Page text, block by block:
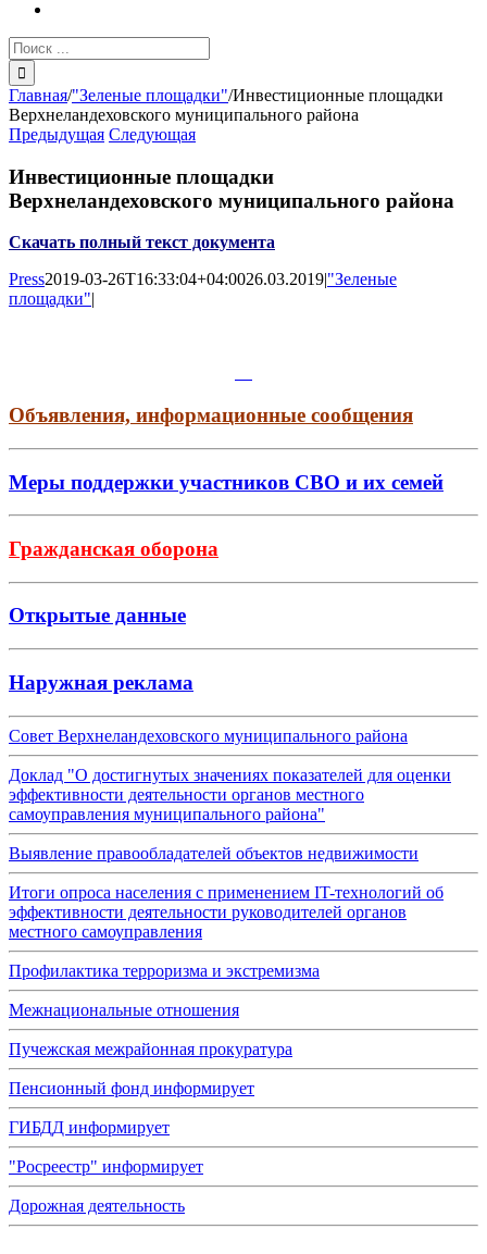
Результат
поиска:
Главная/"Зеленые площадки"/Инвестиционные площадки
Верхнеландеховского муниципального района
Предыдущая Следующая
Инвестиционные площадки
Верхнеландеховского муниципального района
Скачать полный текст документа
Press2019-03-26T16:33:04+04:0026.03.2019|"Зеленые
площадки"|
Объявления, информационные сообщения
Меры поддержки участников СВО и их семей
Гражданская оборона
Открытые данные
Наружная реклама
Совет Верхнеландеховского муниципального района
Доклад "О достигнутых значениях показателей для оценки
эффективности деятельности органов местного
самоуправления муниципального района"
Выявление правообладателей объектов недвижимости
Итоги опроса населения с применением IT-технологий об
эффективности деятельности руководителей органов
местного самоуправления
Профилактика терроризма и экстремизма
Межнациональные отношения
Пучежская межрайонная прокуратура
Пенсионный фонд информирует
ГИБДД информирует
"Росреестр" информирует
Дорожная деятельность